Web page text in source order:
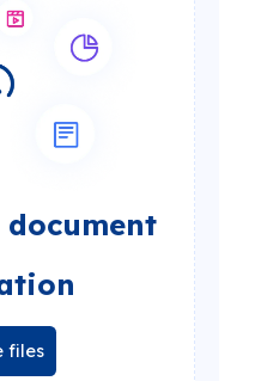
document
files